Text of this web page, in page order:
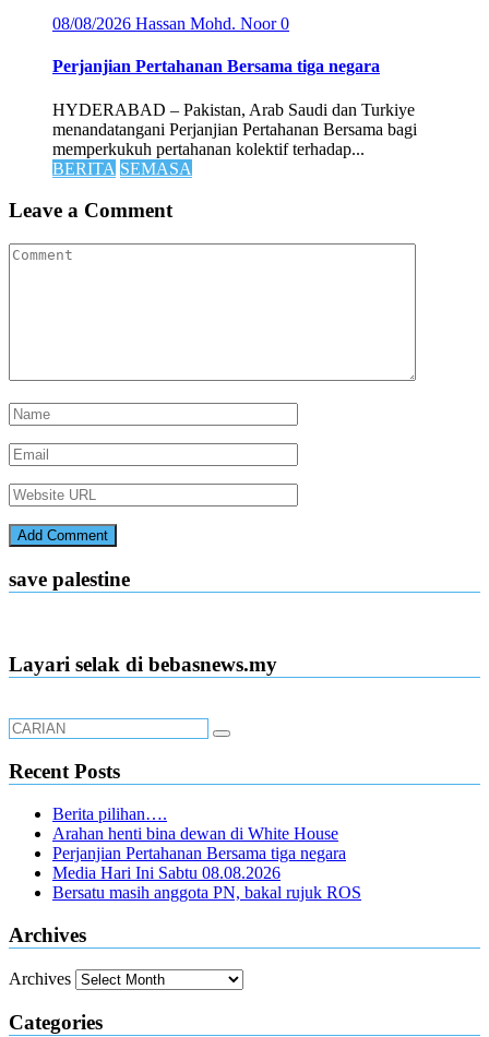
08/08/2026 Hassan Mohd. Noor0
Perjanjian Pertahanan Bersama tiga negara
HYDERABAD – Pakistan, Arab Saudi dan Turkiye
menandatangani Perjanjian Pertahanan Bersama bagi
memperkukuh pertahanan kolektif terhadap...
BERITA SEMASA
Leave a Comment
save palestine
Layari selak di bebasnews.my
Recent Posts
Berita pilihan….
Arahan henti bina dewan di White House
Perjanjian Pertahanan Bersama tiga negara
Media Hari Ini Sabtu 08.08.2026
Bersatu masih anggota PN, bakal rujuk ROS
Archives
Archives
Categories